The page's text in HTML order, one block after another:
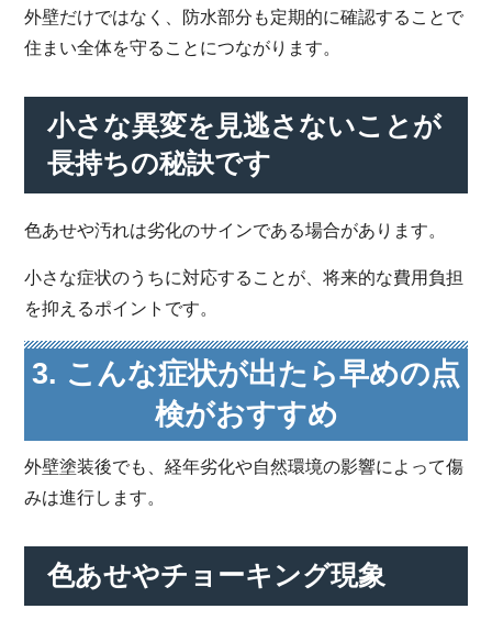
外壁だけではなく、防水部分も定期的に確認することで
住まい全体を守ることにつながります。
小さな異変を見逃さないことが
長持ちの秘訣です
色あせや汚れは劣化のサインである場合があります。
小さな症状のうちに対応することが、将来的な費用負担
を抑えるポイントです。
3. こんな症状が出たら早めの点
検がおすすめ
外壁塗装後でも、経年劣化や自然環境の影響によって傷
みは進行します。
色あせやチョーキング現象